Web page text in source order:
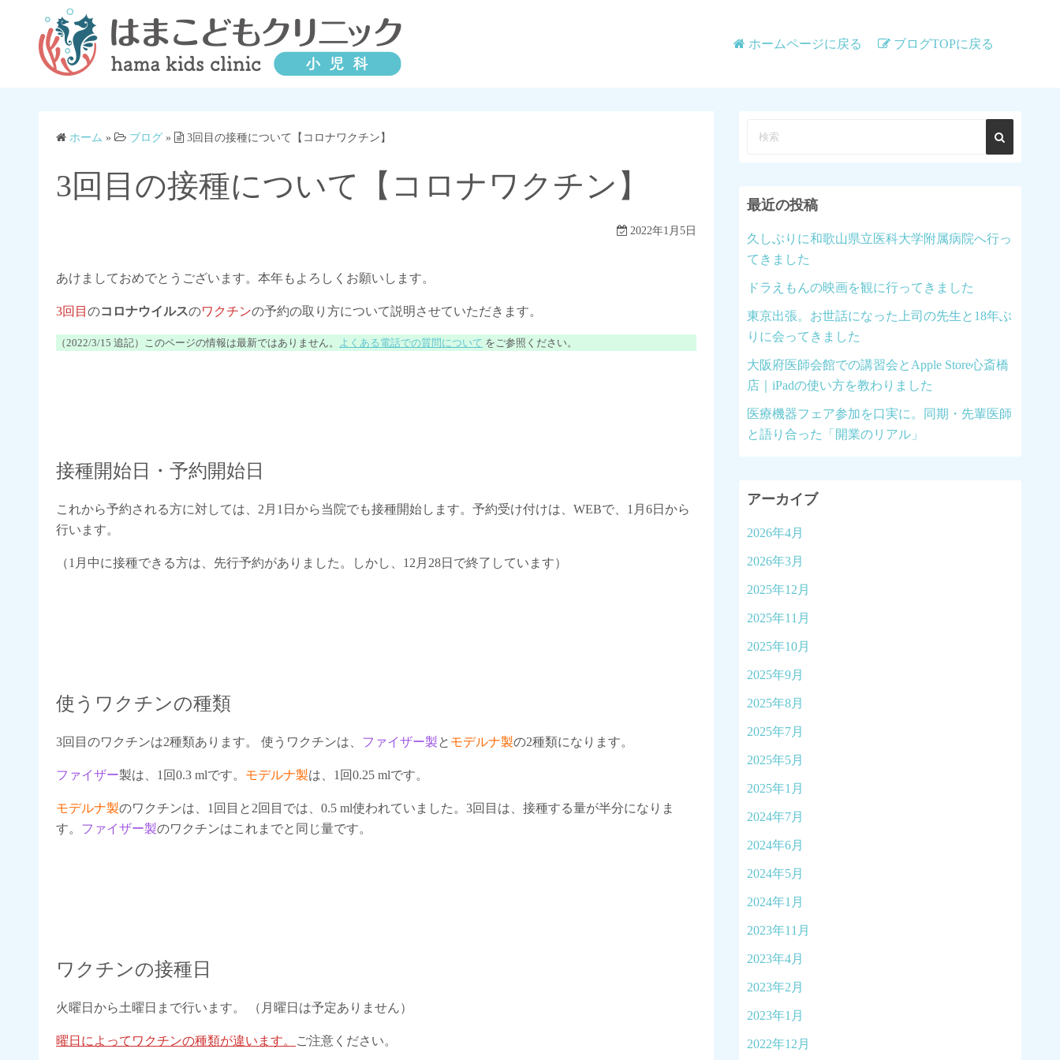
ホームページに戻る ブログTOPに戻る
ホーム » ブログ » 3回目の接種について【コロナワクチン】
3回目の接種について【コロナワクチン】
2022年1月5日
あけましておめでとうございます。本年もよろしくお願いします。
3回目 のコロナウイルスのワクチンの予約の取り方について説明させていただきます。
（2022/3/15 追記）このページの情報は最新ではありません。 よくある電話での質問について をご参照ください。
接種開始日・予約開始日
これから予約される方に対しては、2月1日から当院でも接種開始します。予約受け付けは、WEBで、1月6日から
行います。
（1月中に接種できる方は、先行予約がありました。しかし、12月28日で終了しています）
使うワクチンの種類
3回目のワクチンは2種類あります。 使うワクチンは、 ファイザー製と モデルナ製の2種類になります。
ファイザー製は、1回0.3 mlです。 モデルナ製は、1回0.25 mlです。
モデルナ製のワクチンは、1回目と2回目では、0.5 ml使われていました。3回目は、接種する量が半分になりま
す。 ファイザー製のワクチンはこれまでと同じ量です。
ワクチンの接種日
火曜日から土曜日まで行います。 （月曜日は予定ありません）
曜日によってワクチンの種類が違います。 ご注意ください。
最近の投稿
久しぶりに和歌山県立医科大学附属病院へ行っ
てきました
ドラえもんの映画を観に行ってきました
東京出張。お世話になった上司の先生と18年ぶ
りに会ってきました
大阪府医師会館での講習会とApple Store心斎橋
店｜iPadの使い方を教わりました
医療機器フェア参加を口実に。同期・先輩医師
と語り合った「開業のリアル」
アーカイブ
2026年4月
2026年3月
2025年12月
2025年11月
2025年10月
2025年9月
2025年8月
2025年7月
2025年5月
2025年1月
2024年7月
2024年6月
2024年5月
2024年1月
2023年11月
2023年4月
2023年2月
2023年1月
2022年12月